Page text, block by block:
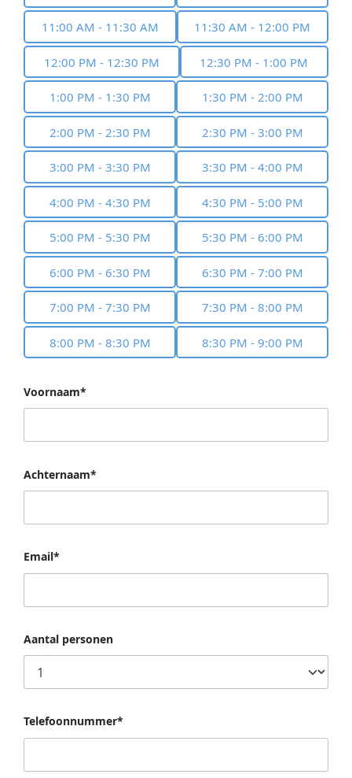
11:00 AM - 11:30 AM 11:30 AM - 12:00 PM
12:00 PM - 12:30 PM 12:30 PM - 1:00 PM
1:00 PM - 1:30 PM 1:30 PM - 2:00 PM
2:00 PM - 2:30 PM 2:30 PM - 3:00 PM
3:00 PM - 3:30 PM 3:30 PM - 4:00 PM
4:00 PM - 4:30 PM 4:30 PM - 5:00 PM
5:00 PM - 5:30 PM 5:30 PM - 6:00 PM
6:00 PM - 6:30 PM 6:30 PM - 7:00 PM
7:00 PM - 7:30 PM 7:30 PM - 8:00 PM
8:00 PM - 8:30 PM 8:30 PM - 9:00 PM
Voornaam*
Achternaam*
Email*
Aantal personen
Telefoonnummer*